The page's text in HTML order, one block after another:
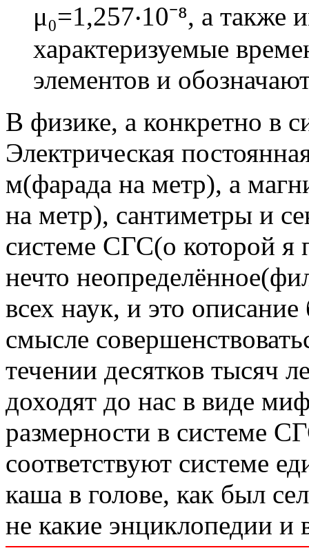
μ₀=1,257‧10⁻⁸, а
характеризуемые
элементов и
В физике, а конкретно в
Электрическая
м(фарада на метр), а
на метр), сантиметры и
системе СГС(о которой
нечто
всех наук, и это
смысле
течении десятков тысяч
доходят до нас в виде
размерности в системе
соответствуют системе
каша в голове, как был
не какие энциклопедии и